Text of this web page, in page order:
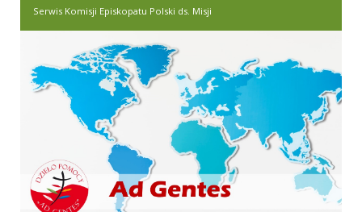
Serwis Komisji Episkopatu Polski ds. Misji